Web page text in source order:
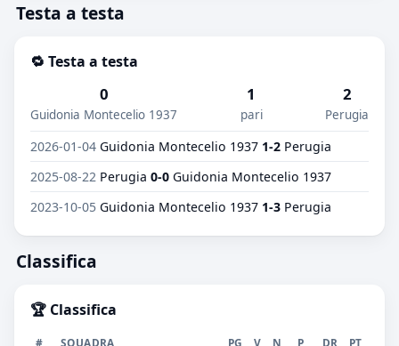
Testa a testa
🔁 Testa a testa
0
Guidonia Montecelio 1937
1
pari
2
Perugia
2026-01-04 Guidonia Montecelio 1937 1-2 Perugia
2025-08-22 Perugia 0-0 Guidonia Montecelio 1937
2023-10-05 Guidonia Montecelio 1937 1-3 Perugia
Classifica
🏆 Classifica
# SQUADRA PG V N P DR PT